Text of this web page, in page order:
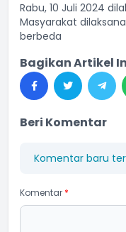
Rabu, 10 Juli 2024
Masyarakat
berbeda
Bagikan Artikel
Beri Komentar
Komentar baru
Komentar *